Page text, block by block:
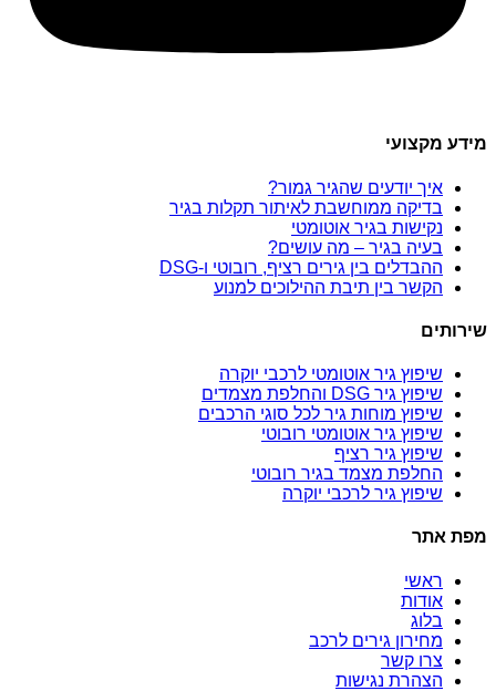
מידע מקצועי
איך יודעים שהגיר גמור?
בדיקה ממוחשבת לאיתור תקלות בגיר
נקישות בגיר אוטומטי
בעיה בגיר – מה עושים?
ההבדלים בין גירים רציף, רובוטי ו-DSG
הקשר בין תיבת ההילוכים למנוע
שירותים
שיפוץ גיר אוטומטי לרכבי יוקרה
שיפוץ גיר DSG והחלפת מצמדים
שיפוץ מוחות גיר לכל סוגי הרכבים
שיפוץ גיר אוטומטי רובוטי
שיפוץ גיר רציף
החלפת מצמד בגיר רובוטי
שיפוץ גיר לרכבי יוקרה
מפת אתר
ראשי
אודות
בלוג
מחירון גירים לרכב
צרו קשר
הצהרת נגישות